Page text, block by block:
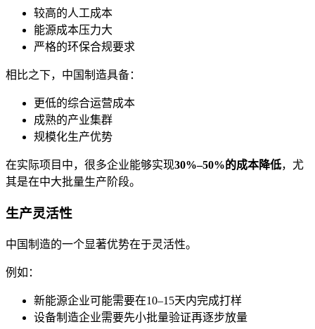
较高的人工成本
能源成本压力大
严格的环保合规要求
相比之下，中国制造具备：
更低的综合运营成本
成熟的产业集群
规模化生产优势
在实际项目中，很多企业能够实现30%–50%的成本降低，尤
其是在中大批量生产阶段。
生产灵活性
中国制造的一个显著优势在于灵活性。
例如：
新能源企业可能需要在10–15天内完成打样
设备制造企业需要先小批量验证再逐步放量